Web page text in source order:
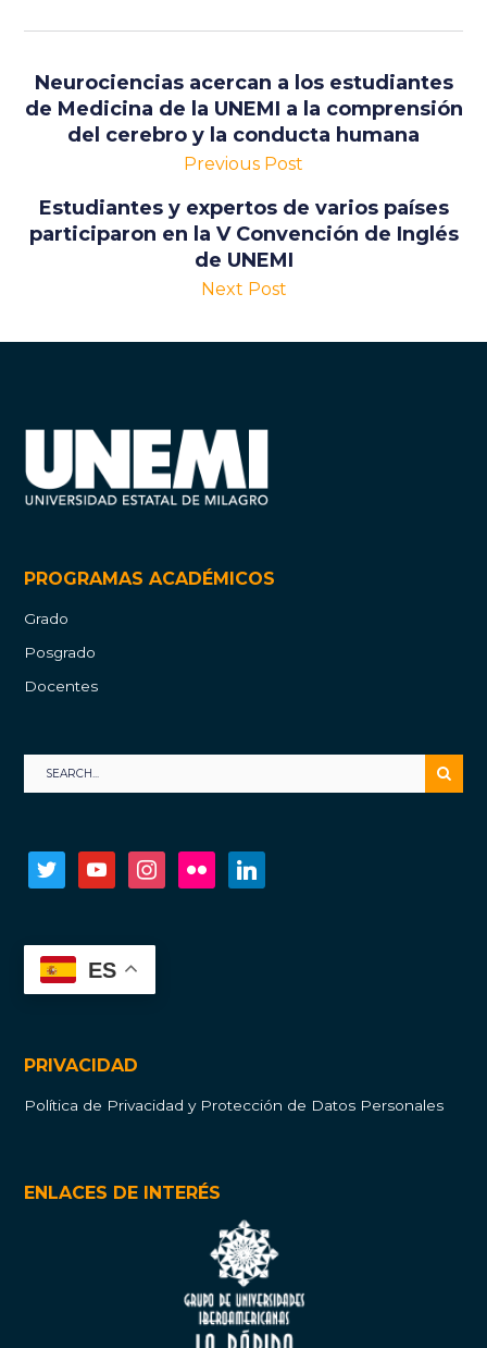
Neurociencias acercan a los estudiantes
de Medicina de la UNEMI a la comprensión
del cerebro y la conducta humana
Previous Post
Estudiantes y expertos de varios países
participaron en la V Convención de Inglés
de UNEMI
Next Post
PROGRAMAS ACADÉMICOS
Grado
Posgrado
Docentes
twitter youtube instagramflickr
ES
PRIVACIDAD
Política de Privacidad y Protección de Datos Personales
ENLACES DE INTERÉS